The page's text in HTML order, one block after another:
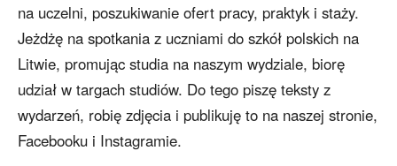
na uczelni, poszukiwanie ofert pracy, praktyk i staży.
Jeżdżę na spotkania z uczniami do szkół polskich na
Litwie, promując studia na naszym wydziale, biorę
udział w targach studiów. Do tego piszę teksty z
wydarzeń, robię zdjęcia i publikuję to na naszej stronie,
Facebooku i Instagramie.